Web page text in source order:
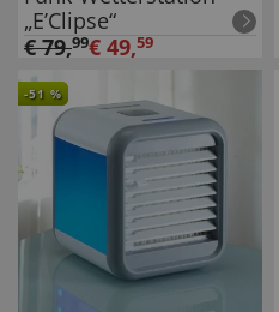
„E’Clipse“
€79,99€ 49,59
-51 %